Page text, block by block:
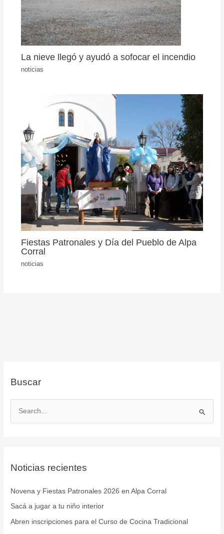
La nieve llegó y ayudó a sofocar el incendio
noticias
Fiestas Patronales y Día del Pueblo de Alpa
Corral
noticias
Buscar
a
p
o
r
Noticias recientes
Novena y Fiestas Patronales 2026 en Alpa Corral
Sacá a jugar a tu niño interior
Abren inscripciones para el Curso de Cocina Tradicional